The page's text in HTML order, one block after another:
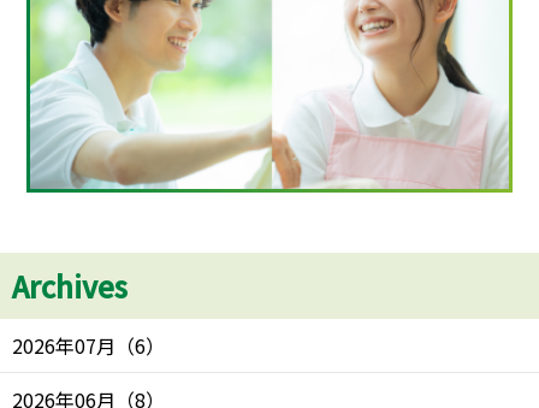
Archives
2026年07月 （6）
2026年06月 （8）